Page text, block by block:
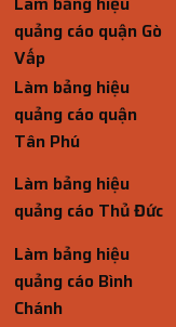
quảng cáo quận Gò
Vấp
Làm bảng hiệu
quảng cáo quận
Tân Phú
Làm bảng hiệu
quảng cáo Thủ Đức
Làm bảng hiệu
quảng cáo Bình
Chánh